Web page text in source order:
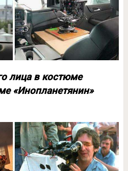
лица в костюме
«Инопланетянин»